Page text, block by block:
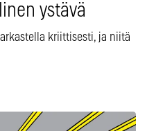
ystävä
kriittisesti, ja niitä